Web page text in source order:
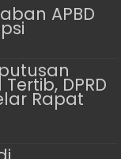
APBD
DPRD
Rapat